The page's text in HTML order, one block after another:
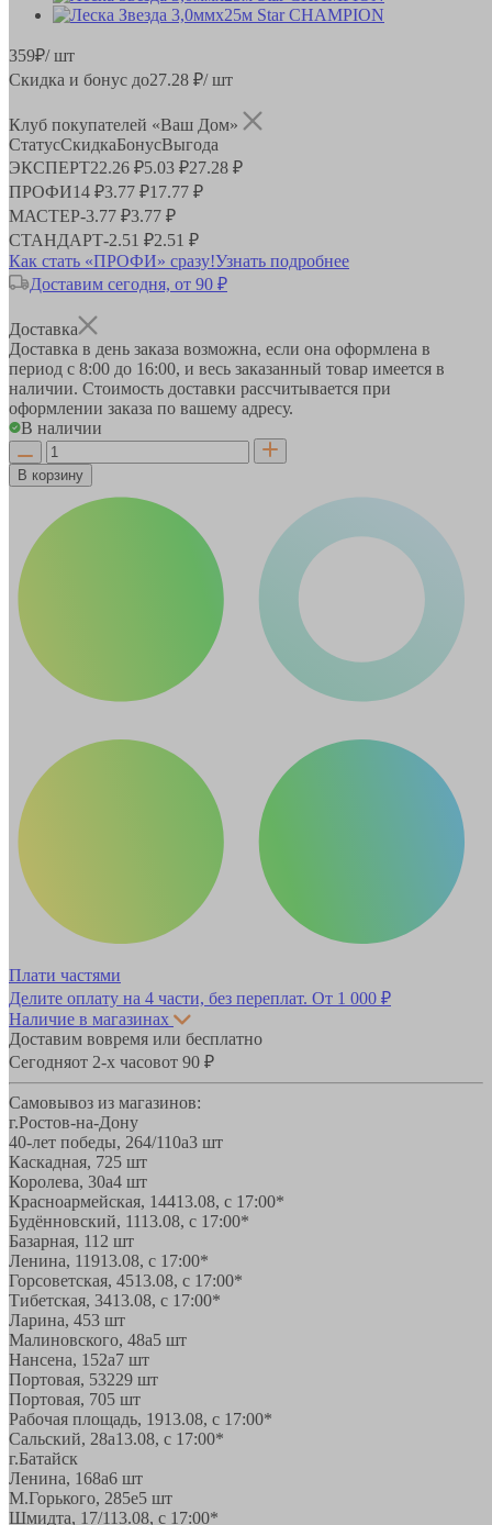
359₽/ шт
Скидка и бонус до27.28 ₽/ шт
Клуб покупателей «Ваш Дом»
СтатусСкидкаБонусВыгода
ЭКСПЕРТ22.26 ₽5.03 ₽27.28 ₽
ПРОФИ14 ₽3.77 ₽17.77 ₽
МАСТЕР-3.77 ₽3.77 ₽
СТАНДАРТ-2.51 ₽2.51 ₽
Как стать «ПРОФИ» сразу!Узнать подробнее
Доставим сегодня, от 90 ₽
Доставка
Доставка в день заказа возможна, если она оформлена в
период с 8:00 до 16:00, и весь заказанный товар имеется в
наличии. Стоимость доставки рассчитывается при
оформлении заказа по вашему адресу.
В наличии
В корзину
Плати частями
Делите оплату на 4 части, без переплат. От 1 000 ₽
Наличие в магазинах
Доставим вовремя или бесплатно
Сегодняот 2-х часовот 90 ₽
Самовывоз из магазинов:
г.Ростов-на-Дону
40-лет победы, 264/110а3 шт
Каскадная, 725 шт
Королева, 30а4 шт
Красноармейская, 14413.08, с 17:00*
Будённовский, 1113.08, с 17:00*
Базарная, 11 2 шт
Ленина, 11913.08, с 17:00*
Горсоветская, 4513.08, с 17:00*
Тибетская, 3413.08, с 17:00*
Ларина, 453 шт
Малиновского, 48а5 шт
Нансена, 152а7 шт
Портовая, 53229 шт
Портовая, 705 шт
Рабочая площадь, 1913.08, с 17:00*
Сальский, 28a13.08, с 17:00*
г.Батайск
Ленина, 168а6 шт
М.Горького, 285е5 шт
Шмидта, 17/113.08, с 17:00*